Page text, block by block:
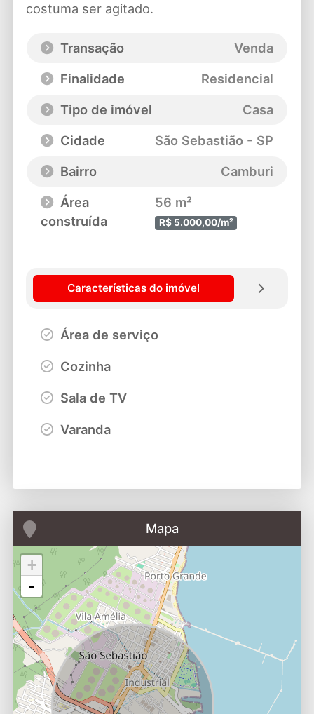
costuma ser agitado.
Transação
Venda
Finalidade
Residencial
Tipo de imóvel
Casa
Cidade
São Sebastião - SP
Bairro
Camburi
Área
construída
56 m²
R$ 5.000,00/m²
Características do imóvel
Área de serviço
Cozinha
Sala de TV
Varanda
Mapa
+
-